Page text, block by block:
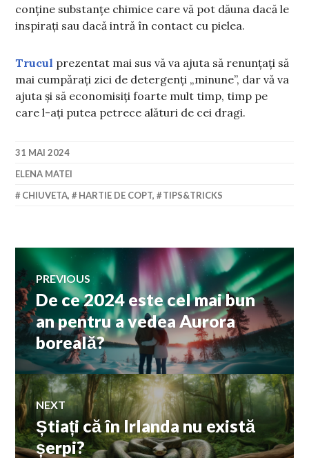
conține substanțe chimice care vă pot dăuna dacă le
inspirați sau dacă intră în contact cu pielea.
Trucul prezentat mai sus vă va ajuta să renunțați să
mai cumpărați zici de detergenți „minune”, dar vă va
ajuta și să economisiți foarte mult timp, timp pe
care l-ați putea petrece alături de cei dragi.
31 MAI 2024
ELENA MATEI
CHIUVETA, HARTIE DE COPT, TIPS&TRICKS
Navigare
în
articole
PREVIOUS
Previous
post:
De ce 2024 este cel mai bun
an pentru a vedea Aurora
boreală?
NEXT
Next
post:
Știați că în Irlanda nu există
șerpi?